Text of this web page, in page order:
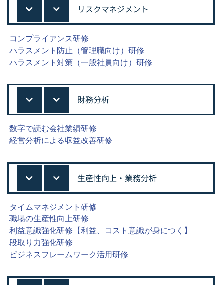
リスクマネジメント
コンプライアンス研修
ハラスメント防止（管理職向け）研修
ハラスメント対策（一般社員向け）研修
財務分析
数字で読む会社業績研修
経営分析による収益改善研修
生産性向上・業務分析
タイムマネジメント研修
職場の生産性向上研修
利益意識強化研修【利益、コスト意識が身につく】
段取り力強化研修
ビジネスフレームワーク活用研修